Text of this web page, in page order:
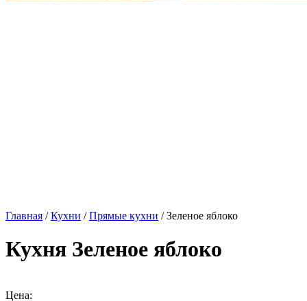
Главная /Кухни /Прямые кухни / Зеленое яблоко
Кухня Зеленое яблоко
Цена: